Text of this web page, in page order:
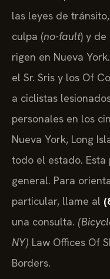
las leyes de
culpa (no-fault) y de
rigen en Nueva
el Sr. Sris y los Of
a ciclistas
personales en los
Nueva York, Long
todo el estado.
general. Para
particular, llame al
una consulta.
NY) Law Offices Of
Borders.